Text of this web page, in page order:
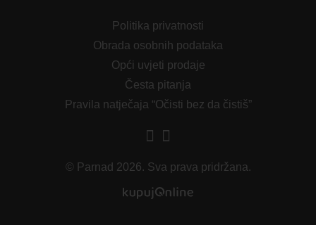
Politika privatnosti
Obrada osobnih podataka
Opći uvjeti prodaje
Česta pitanja
Pravila natječaja “Očisti bez da čistiš”
© Parnad 2026. Sva prava pridržana.